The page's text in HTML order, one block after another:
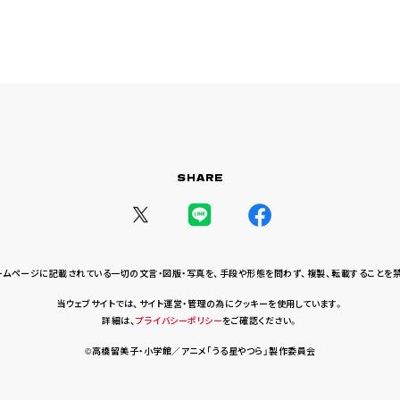
SHARE
ページに記載されている一切の文言・図版・写真を、 手段や形態を問わず、複製、転載することを禁
当ウェブサイトでは、サイト運営・管理の為にクッキーを使用しています。
詳細は、プライバシーポリシーをご確認ください。
©高橋留美子・小学館／アニメ「うる星やつら」製作委員会